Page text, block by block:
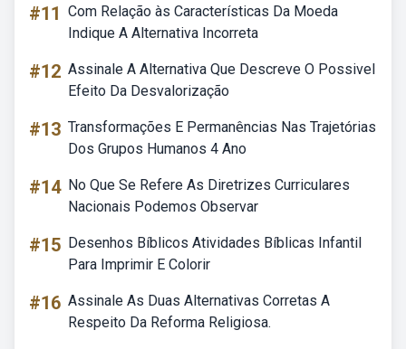
#11 Com Relação às Características Da Moeda
Indique A Alternativa Incorreta
#12 Assinale A Alternativa Que Descreve O Possivel
Efeito Da Desvalorização
#13 Transformações E Permanências Nas Trajetórias
Dos Grupos Humanos 4 Ano
#14 No Que Se Refere As Diretrizes Curriculares
Nacionais Podemos Observar
#15 Desenhos Bíblicos Atividades Bíblicas Infantil
Para Imprimir E Colorir
#16 Assinale As Duas Alternativas Corretas A
Respeito Da Reforma Religiosa.